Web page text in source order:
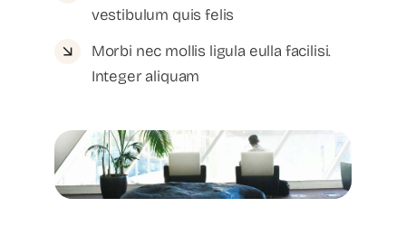
vestibulum quis felis
Morbi nec mollis ligula eulla facilisi.
Integer aliquam
Recruitment